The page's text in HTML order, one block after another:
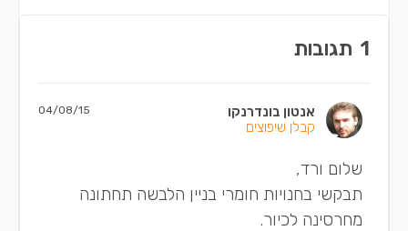
1 תגובות
אנטון בונדרנקו
קבלן שיפוצים
04/08/15
שלום ורד,
תבקשי בחנויות חומרי בניין הלבשה תחתונה
מחרסינה לכיור.